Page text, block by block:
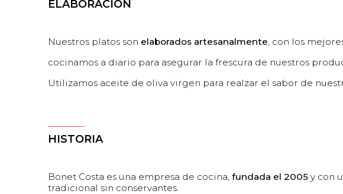
ELABORACION
Nuestros platos son elaborados artesanalmente , con los
cocinamos a diario para asegurar la frescura de nuestros
Utilizamos aceite de oliva virgen para realzar el sabor de
HISTORIA
Bonet Costa es una empresa de cocina, fundada el 2005 y con
tradicional sin conservantes.